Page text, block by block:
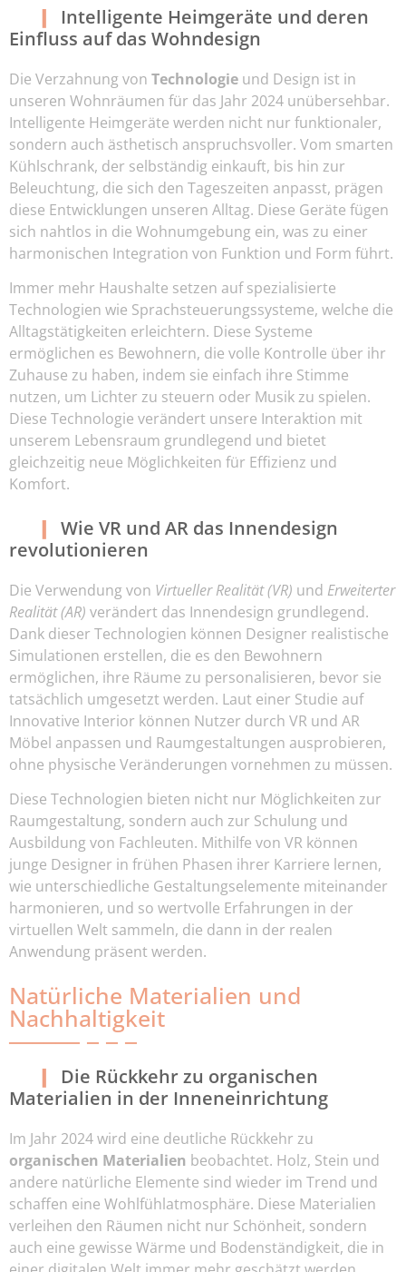
Intelligente Heimgeräte und deren
Einfluss auf das Wohndesign
Die Verzahnung von Technologie und Design ist in
unseren Wohnräumen für das Jahr 2024 unübersehbar.
Intelligente Heimgeräte werden nicht nur funktionaler,
sondern auch ästhetisch anspruchsvoller. Vom smarten
Kühlschrank, der selbständig einkauft, bis hin zur
Beleuchtung, die sich den Tageszeiten anpasst, prägen
diese Entwicklungen unseren Alltag. Diese Geräte fügen
sich nahtlos in die Wohnumgebung ein, was zu einer
harmonischen Integration von Funktion und Form führt.
Immer mehr Haushalte setzen auf spezialisierte
Technologien wie Sprachsteuerungssysteme, welche die
Alltagstätigkeiten erleichtern. Diese Systeme
ermöglichen es Bewohnern, die volle Kontrolle über ihr
Zuhause zu haben, indem sie einfach ihre Stimme
nutzen, um Lichter zu steuern oder Musik zu spielen.
Diese Technologie verändert unsere Interaktion mit
unserem Lebensraum grundlegend und bietet
gleichzeitig neue Möglichkeiten für Effizienz und
Komfort.
Wie VR und AR das Innendesign
revolutionieren
Die Verwendung von Virtueller Realität (VR) und Erweiterter
Realität (AR) verändert das Innendesign grundlegend.
Dank dieser Technologien können Designer realistische
Simulationen erstellen, die es den Bewohnern
ermöglichen, ihre Räume zu personalisieren, bevor sie
tatsächlich umgesetzt werden. Laut einer Studie auf
Innovative Interior können Nutzer durch VR und AR
Möbel anpassen und Raumgestaltungen ausprobieren,
ohne physische Veränderungen vornehmen zu müssen.
Diese Technologien bieten nicht nur Möglichkeiten zur
Raumgestaltung, sondern auch zur Schulung und
Ausbildung von Fachleuten. Mithilfe von VR können
junge Designer in frühen Phasen ihrer Karriere lernen,
wie unterschiedliche Gestaltungselemente miteinander
harmonieren, und so wertvolle Erfahrungen in der
virtuellen Welt sammeln, die dann in der realen
Anwendung präsent werden.
Natürliche Materialien und
Nachhaltigkeit
Die Rückkehr zu organischen
Materialien in der Inneneinrichtung
Im Jahr 2024 wird eine deutliche Rückkehr zu
organischen Materialien beobachtet. Holz, Stein und
andere natürliche Elemente sind wieder im Trend und
schaffen eine Wohlfühlatmosphäre. Diese Materialien
verleihen den Räumen nicht nur Schönheit, sondern
auch eine gewisse Wärme und Bodenständigkeit, die in